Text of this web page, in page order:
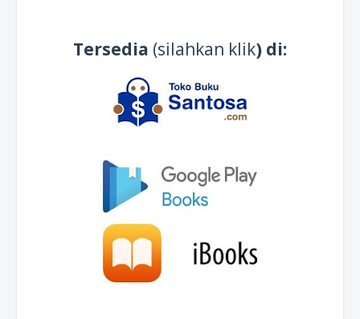
Tersedia (silahkan klik) di: